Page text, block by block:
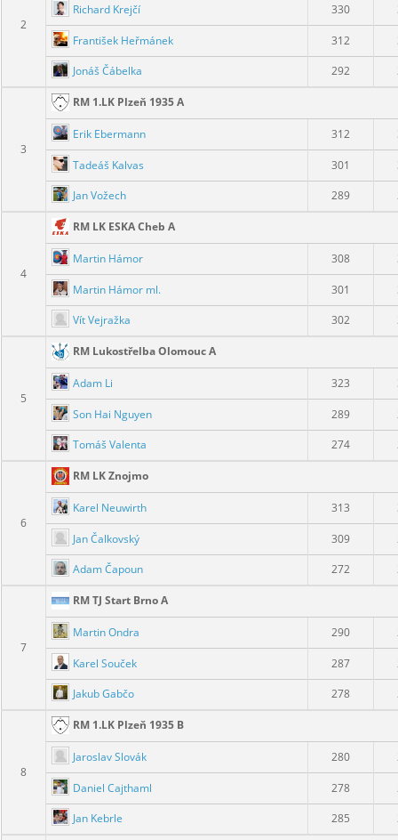
2
Richard Krejčí 330
František Heřmánek 312
Jonáš Čábelka
292
3
RM 1.LK Plzeň 1935 A
Erik Ebermann 312
Tadeáš Kalvas 301
Jan Vožech
289
4
RM LK ESKA Cheb A
Martin Hámor 308
Martin Hámor ml. 301
Vít Vejražka
302
5
RM Lukostřelba Olomouc A
Adam Li 323
Son Hai Nguyen 289
Tomáš Valenta
274
6
RM LK Znojmo
Karel Neuwirth 313
Jan Čalkovský 309
Adam Čapoun
272
7
RM TJ Start Brno A
Martin Ondra 290
Karel Souček 287
Jakub Gabčo
278
8
RM 1.LK Plzeň 1935 B
Jaroslav Slovák 280
Daniel Cajthaml 278
Jan Kebrle
285